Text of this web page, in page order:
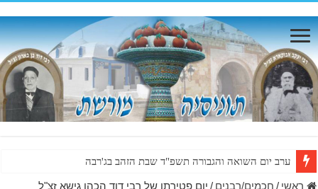
ערב יום השואה והגבורה תשפ"ד שבת הזהב בג'רבה
ראשי / חכמים/רבנים / יום פטירתו של רבי דוד הכהן גישא זצ"ל